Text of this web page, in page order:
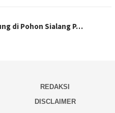
di Pohon Sialang P…
REDAKSI
DISCLAIMER